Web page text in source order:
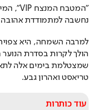
נחשבה למתמודדת אהובה
הולך לקרות בסדרת
טריאסט ואהרון גבע.
עוד כותרות